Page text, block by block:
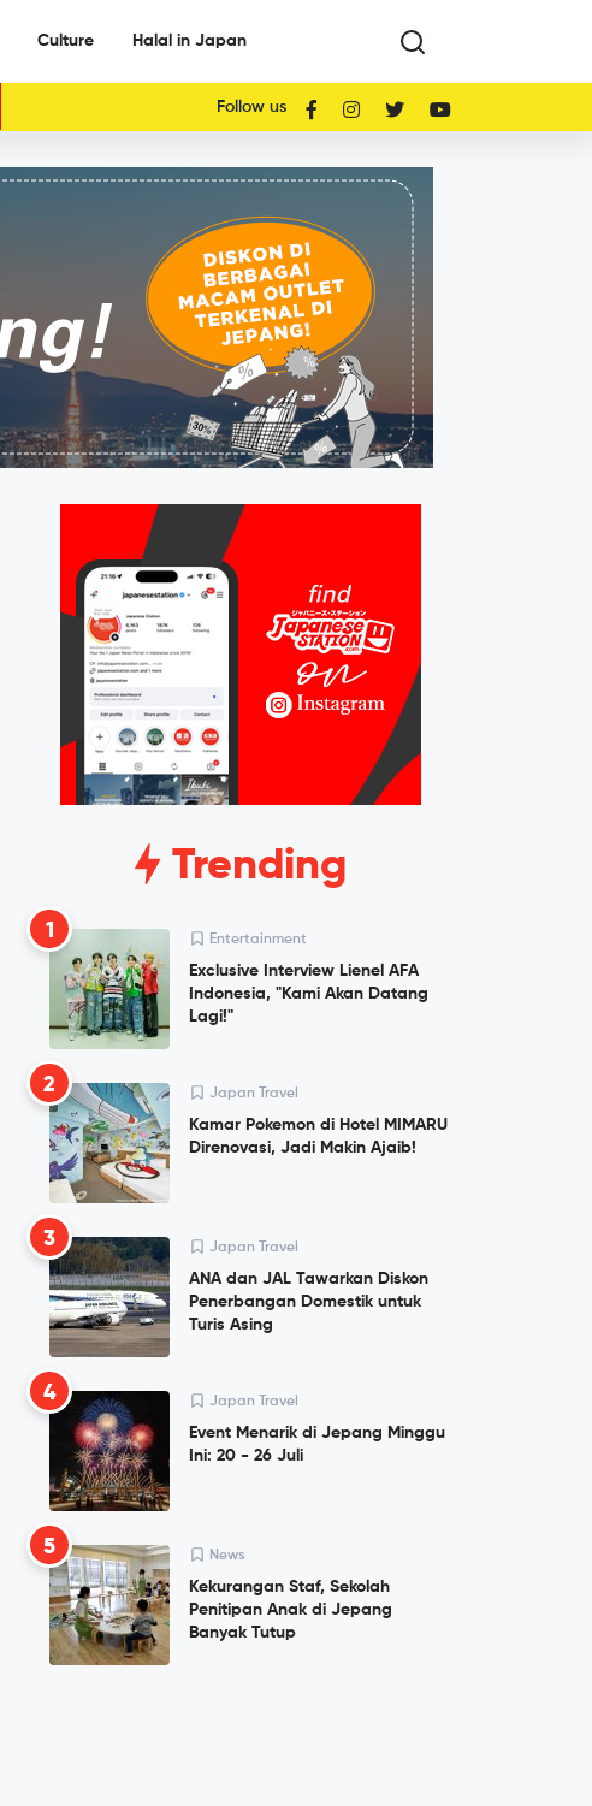
Culture Halal in Japan
Follow us
Trending
1 Entertainment
Exclusive Interview Lienel AFA
Indonesia, "Kami Akan Datang
Lagi!"
2 Japan Travel
Kamar Pokemon di Hotel MIMARU
Direnovasi, Jadi Makin Ajaib!
3 Japan Travel
ANA dan JAL Tawarkan Diskon
Penerbangan Domestik untuk
Turis Asing
4 Japan Travel
Event Menarik di Jepang Minggu
Ini: 20 - 26 Juli
5 News
Kekurangan Staf, Sekolah
Penitipan Anak di Jepang
Banyak Tutup